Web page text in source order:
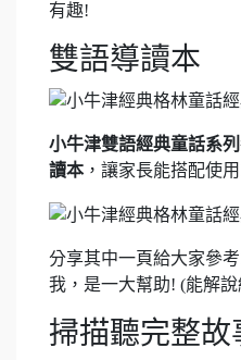
有趣!
雙語導讀本
小牛津雙語經典童話系列
讀本 ，讓家長能搭配使
分享其中一頁給大家參
我，是一大幫助! (能解
掃描聽完整故